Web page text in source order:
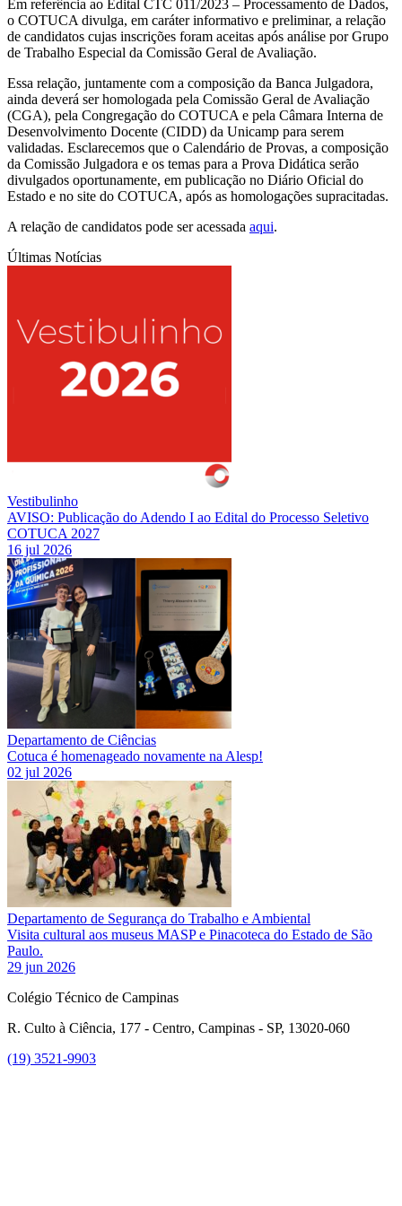
Em referência ao Edital CTC 011/2023 – Processamento de Dados,
o COTUCA divulga, em caráter informativo e preliminar, a relação
de candidatos cujas inscrições foram aceitas após análise por Grupo
de Trabalho Especial da Comissão Geral de Avaliação.
Essa relação, juntamente com a composição da Banca Julgadora,
ainda deverá ser homologada pela Comissão Geral de Avaliação
(CGA), pela Congregação do COTUCA e pela Câmara Interna de
Desenvolvimento Docente (CIDD) da Unicamp para serem
validadas. Esclarecemos que o Calendário de Provas, a composição
da Comissão Julgadora e os temas para a Prova Didática serão
divulgados oportunamente, em publicação no Diário Oficial do
Estado e no site do COTUCA, após as homologações supracitadas.
A relação de candidatos pode ser acessada aqui.
Últimas Notícias
Vestibulinho
AVISO: Publicação do Adendo I ao Edital do Processo Seletivo
COTUCA 2027
16 jul 2026
Departamento de Ciências
Cotuca é homenageado novamente na Alesp!
02 jul 2026
Departamento de Segurança do Trabalho e Ambiental
Visita cultural aos museus MASP e Pinacoteca do Estado de São
Paulo.
29 jun 2026
Colégio Técnico de Campinas
R. Culto à Ciência, 177 - Centro, Campinas - SP, 13020-060
(19) 3521-9903